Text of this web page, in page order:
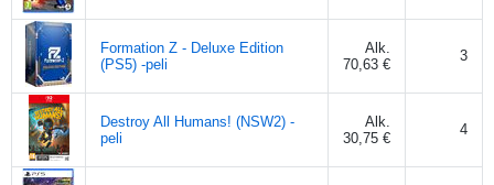
Formation Z - Deluxe Edition
(PS5) -peli
Alk.
70,63 €
3
Destroy All Humans! (NSW2) -
peli
Alk.
30,75 €
4